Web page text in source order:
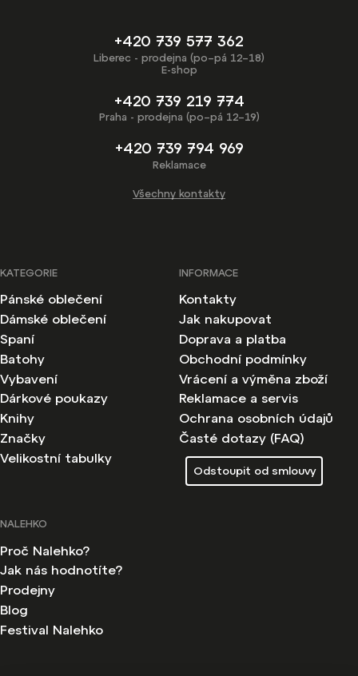
+420 739 577 362
Liberec - prodejna (po–pá 12–18)
E-shop
+420 739 219 774
Praha - prodejna (po–pá 12–19)
+420 739 794 969
Reklamace
Všechny kontakty
KATEGORIE
Pánské oblečení
Dámské oblečení
Spaní
Batohy
Vybavení
Dárkové poukazy
Knihy
Značky
Velikostní tabulky
INFORMACE
Kontakty
Jak nakupovat
Doprava a platba
Obchodní podmínky
Vrácení a výměna zboží
Reklamace a servis
Ochrana osobních údajů
Časté dotazy (FAQ)
Odstoupit od smlouvy
NALEHKO
Proč Nalehko?
Jak nás hodnotíte?
Prodejny
Blog
Festival Nalehko